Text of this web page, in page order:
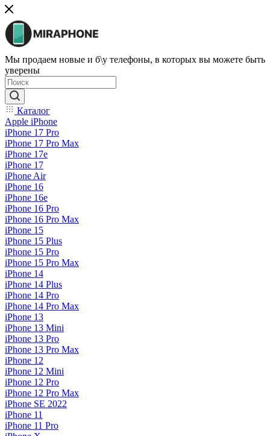
Мы продаем новые и б\у телефоны, в которых вы можете быть
уверены
Каталог
Apple iPhone
iPhone 17 Pro
iPhone 17 Pro Max
iPhone 17e
iPhone 17
iPhone Air
iPhone 16
iPhone 16e
iPhone 16 Pro
iPhone 16 Pro Max
iPhone 15
iPhone 15 Plus
iPhone 15 Pro
iPhone 15 Pro Max
iPhone 14
iPhone 14 Plus
iPhone 14 Pro
iPhone 14 Pro Max
iPhone 13
iPhone 13 Mini
iPhone 13 Pro
iPhone 13 Pro Max
iPhone 12
iPhone 12 Mini
iPhone 12 Pro
iPhone 12 Pro Max
iPhone SE 2022
iPhone 11
iPhone 11 Pro